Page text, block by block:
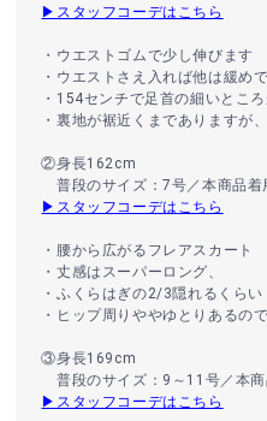
▶スタッフコーデはこちら
・ウエストゴムで少し伸びます
・ウエストさえ入れば他は緩めで
・154センチで足首の細いとこ
・裏地が裾近くまでありますが
②身長162cm
普段のサイズ：7号／本商品着
▶スタッフコーデはこちら
・腰から広がるフレアスカート
・丈感はスーパーロング、
・ふくらはぎの2/3隠れるくらい
・ヒップ周りややゆとりあるの
③身長169cm
普段のサイズ：9～11号／本
▶スタッフコーデはこちら